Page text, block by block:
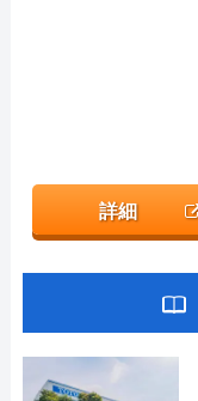
詳細